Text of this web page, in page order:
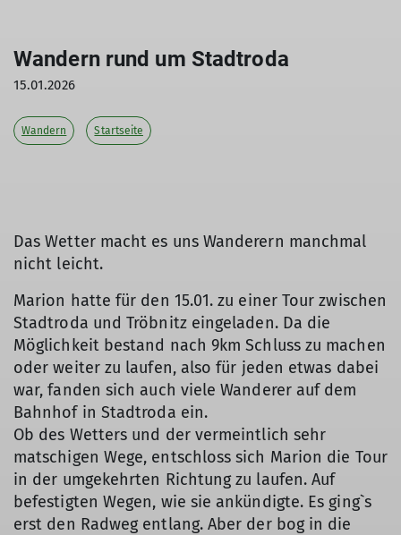
Wandern rund um Stadtroda
15.01.2026
Wandern Startseite
Das Wetter macht es uns Wanderern manchmal
nicht leicht.
Marion hatte für den 15.01. zu einer Tour zwischen
Stadtroda und Tröbnitz eingeladen. Da die
Möglichkeit bestand nach 9km Schluss zu machen
oder weiter zu laufen, also für jeden etwas dabei
war, fanden sich auch viele Wanderer auf dem
Bahnhof in Stadtroda ein.
Ob des Wetters und der vermeintlich sehr
matschigen Wege, entschloss sich Marion die Tour
in der umgekehrten Richtung zu laufen. Auf
befestigten Wegen, wie sie ankündigte. Es ging`s
erst den Radweg entlang. Aber der bog in die